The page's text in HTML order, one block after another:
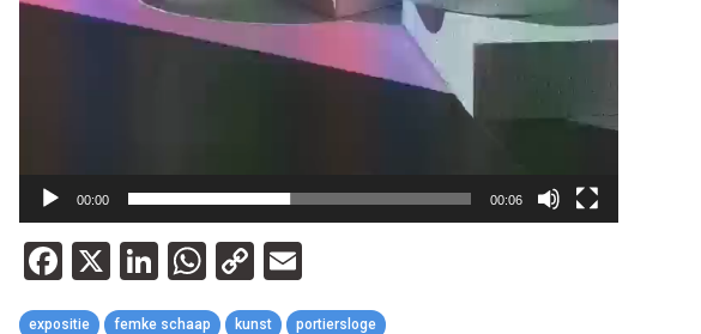
00:00 00:06
Facebook
X LinkedIn
WhatsApp
Copy
Link
expositie femke schaap kunst portiersloge